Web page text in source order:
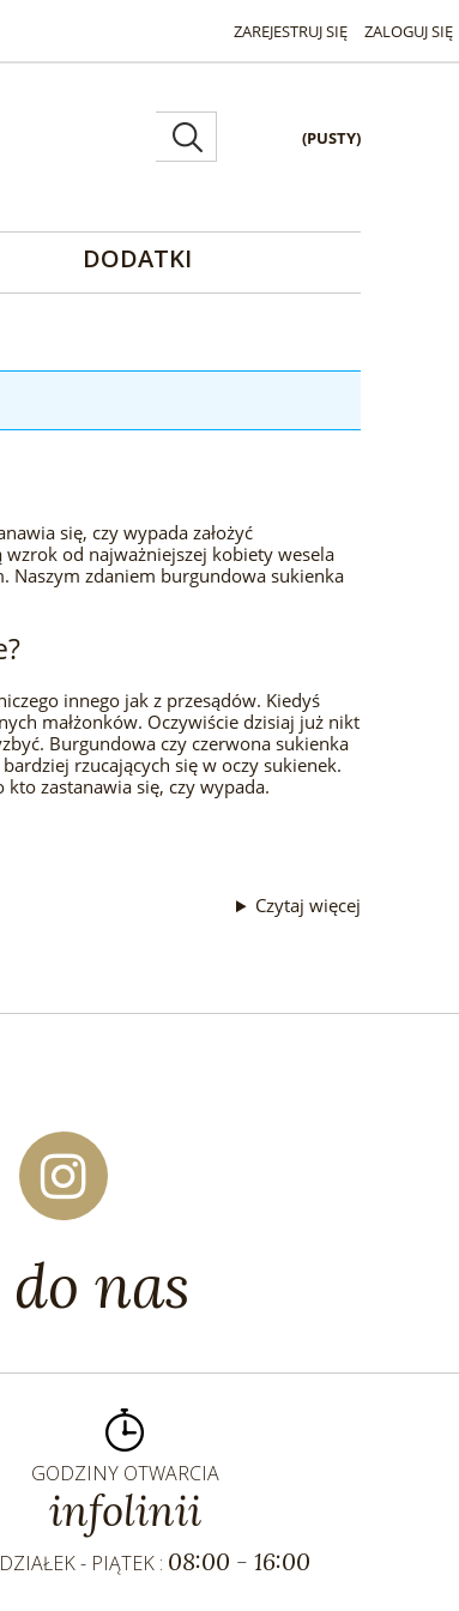
ZAREJESTRUJ SIĘ ZALOGUJ SIĘ
(PUSTY)
DODATKI
się, czy wypada założyć
od najważniejszej kobiety wesela
Naszym zdaniem burgundowa sukienka
innego jak z przesądów. Kiedyś
małżonków. Oczywiście dzisiaj już nikt
Burgundowa czy czerwona sukienka
rzucających się w oczy sukienek.
kto zastanawia się, czy wypada.
Czytaj więcej
do nas
GODZINY OTWARCIA
infolinii
- PIĄTEK : 08:00 - 16:00